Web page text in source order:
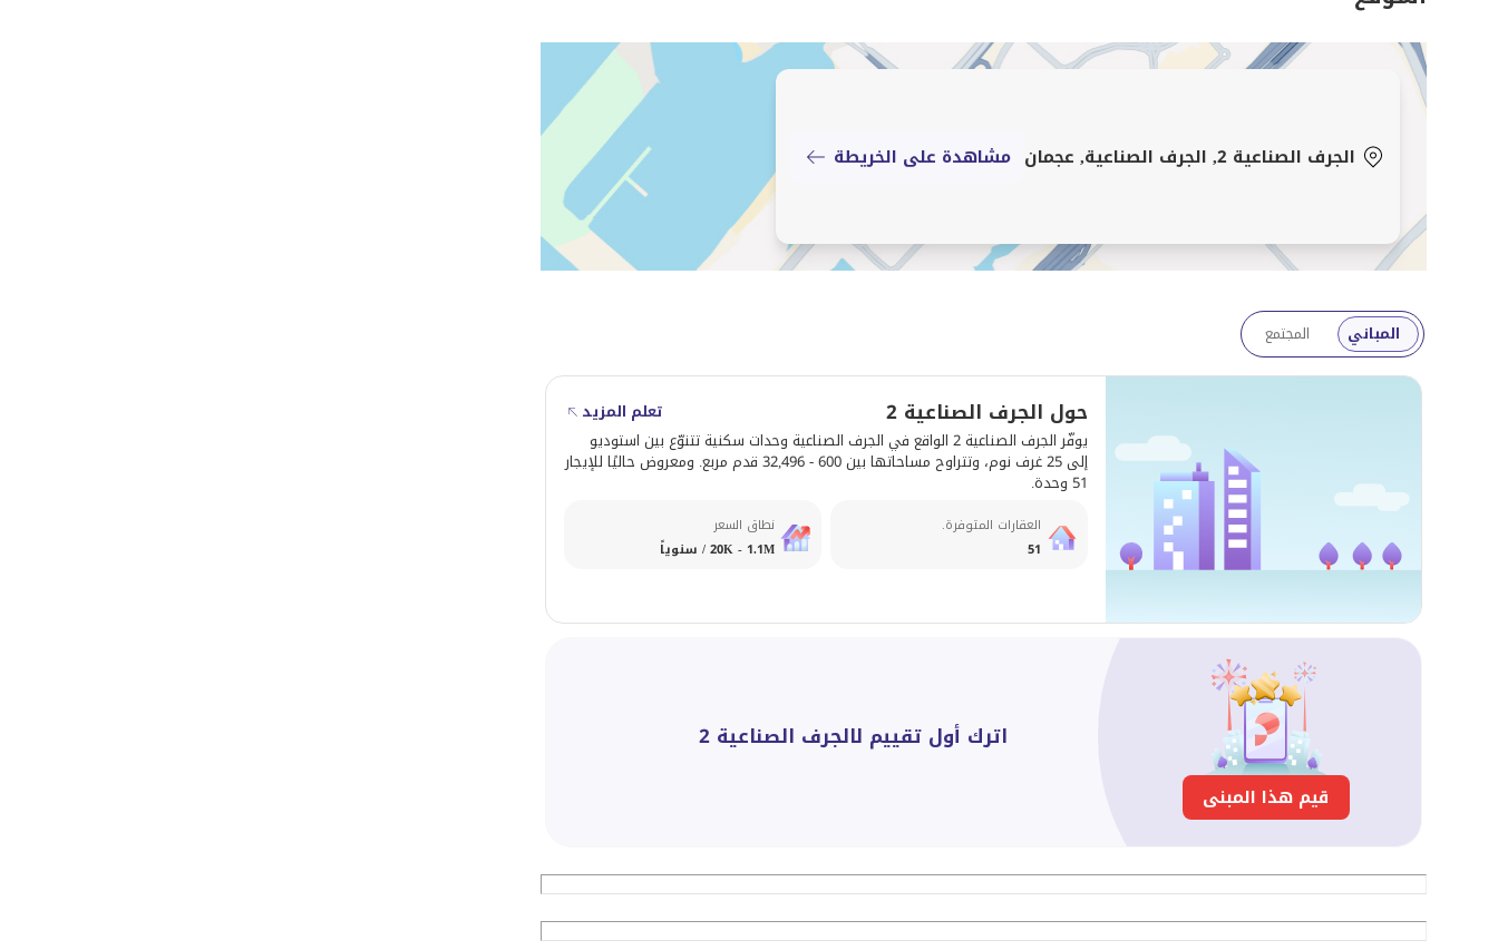
مناسبة للموظفين والعائلات الصغيرة
مميزات الموقع
مقابل المسجد
قريبة من الخدمات اليومية
قريبة من المناطق الصناعية ومواقع الشركات
بالقرب من المدارس والمستشفيات ومراكز التسوق
اختيار مناسب لمن يبحث عن شقة جديدة بموقع هادئ وسعر مناسب ونظام دفع مريح في عجمان.
الجرف الصناعية 2, الجرف الصناعية, عجمان مشاهدة على الخريطة
المباني المجتمع
حول الجرف الصناعية 2
تعلم المزيد
يوفّر الجرف الصناعية 2 الواقع في الجرف الصناعية وحدات سكنية تتنوّع بين استوديو
إلى 25 غرف نوم، وتتراوح مساحاتها بين 600 - 32,496 قدم مربع. ومعروض حاليًا للإيجار
51 وحدة.
العقارات المتوفرة.
51
نطاق السعر
20K - 1.1M / سنوياً
اترك أول تقييم لالجرف الصناعية 2
قيم هذا المبنى